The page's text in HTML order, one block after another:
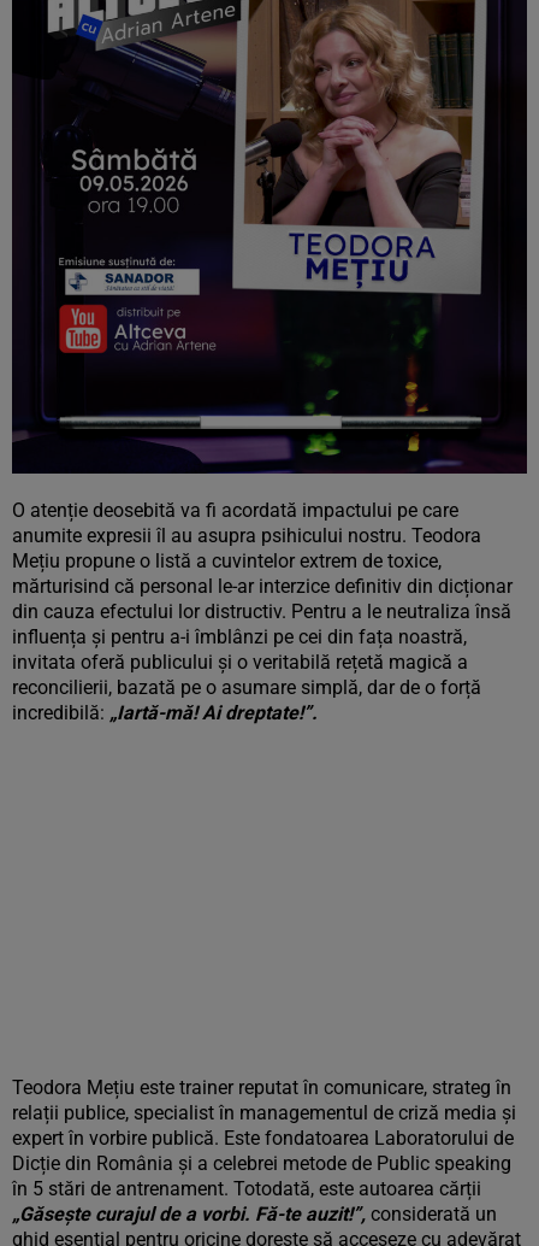
O atenție deosebită va fi acordată impactului pe care
anumite expresii îl au asupra psihicului nostru. Teodora
Mețiu propune o listă a cuvintelor extrem de toxice,
mărturisind că personal le-ar interzice definitiv din dicționar
din cauza efectului lor distructiv. Pentru a le neutraliza însă
influența și pentru a-i îmblânzi pe cei din fața noastră,
invitata oferă publicului și o veritabilă rețetă magică a
reconcilierii, bazată pe o asumare simplă, dar de o forță
incredibilă: „Iartă-mă! Ai dreptate!”.
Teodora Mețiu este trainer reputat în comunicare, strateg în
relații publice, specialist în managementul de criză media și
expert în vorbire publică. Este fondatoarea Laboratorului de
Dicție din România și a celebrei metode de Public speaking
în 5 stări de antrenament. Totodată, este autoarea cărții
„Găsește curajul de a vorbi. Fă-te auzit!”, considerată un
ghid esențial pentru oricine dorește să acceseze cu adevărat